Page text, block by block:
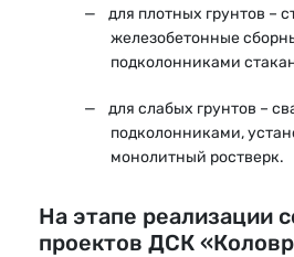
для плотных грунтов –
железобетонные
подколонниками
для слабых грунтов –
подколонниками,
монолитный ростверк.
На этапе реализации
проектов ДСК